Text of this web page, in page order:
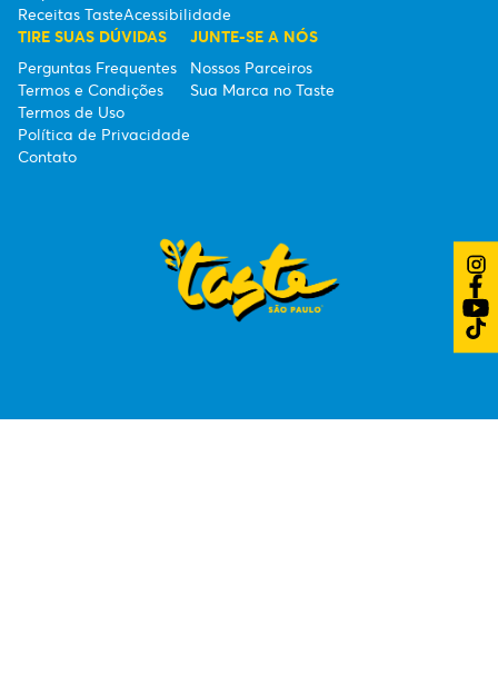
EMPÓRIO TASTE
TIPO DE INGRESSOS
Receitas TasteAcessibilidade
TIRE SUAS DÚVIDAS
Perguntas Frequentes
Termos e Condições
Termos de Uso
Política de Privacidade
Contato
JUNTE-SE A NÓS
Nossos Parceiros
Sua Marca no Taste